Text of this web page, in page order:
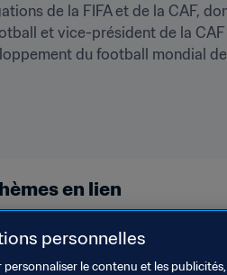
de la FIFA et de la CAF,
et vice-président de la
du football mondial de
en lien
de la FIFA Organisation
personnelles
le contenu et les